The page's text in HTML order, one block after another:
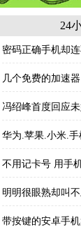
24
密码正确手机却
几个免费的加速
冯绍峰首度回应
华为.苹果.小米.
不用记卡号 用手
明明很眼熟却叫
带按键的安卓手